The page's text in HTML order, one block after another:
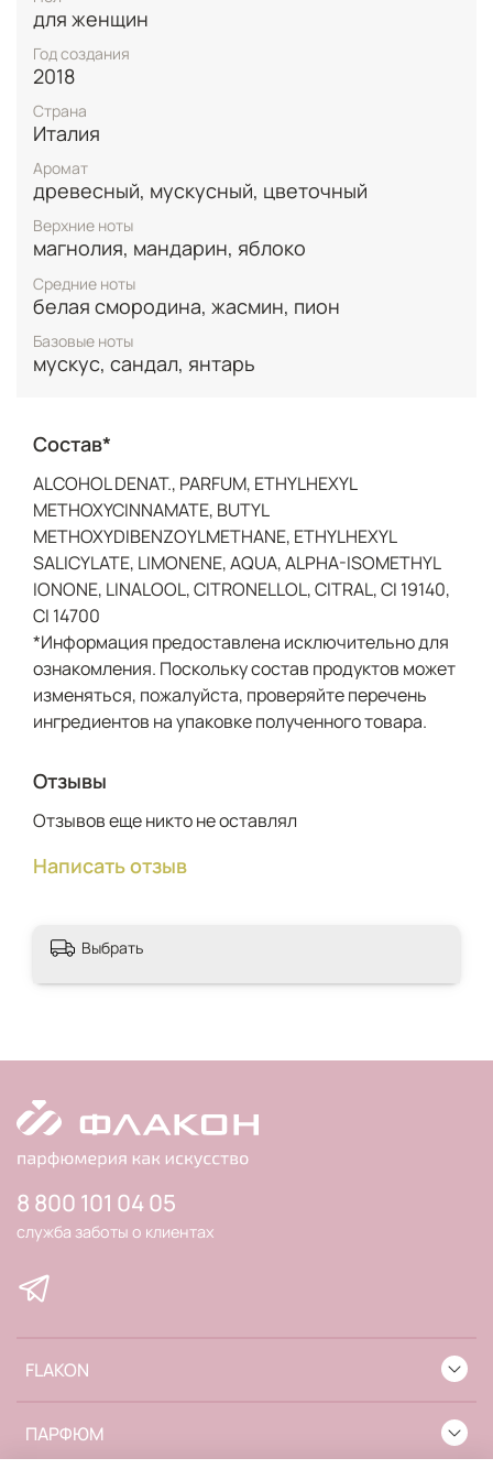
выбрала для их выражения язык изысканной
парфюмерии.
для женщин
Год создания
2018
Страна
Италия
Аромат
древесный, мускусный, цветочный
Верхние ноты
магнолия, мандарин, яблоко
Средние ноты
белая смородина, жасмин, пион
Базовые ноты
мускус, сандал, янтарь
Состав*
ALCOHOL DENAT., PARFUM, ETHYLHEXYL
METHOXYCINNAMATE, BUTYL
METHOXYDIBENZOYLMETHANE, ETHYLHEXYL
SALICYLATE, LIMONENE, AQUA, ALPHA-ISOMETHYL
IONONE, LINALOOL, CITRONELLOL, CITRAL, CI 19140,
CI 14700
*Информация предоставлена исключительно для
ознакомления. Поскольку состав продуктов может
изменяться, пожалуйста, проверяйте перечень
ингредиентов на упаковке полученного товара.
Отзывы
Отзывов еще никто не оставлял
Написать отзыв
Выбрать
FLAKON
ПАРФЮМ
8 800 101 04 05
служба заботы о клиентах